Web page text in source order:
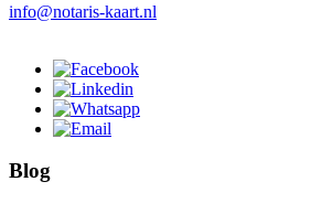
info@notaris-kaart.nl
Blog